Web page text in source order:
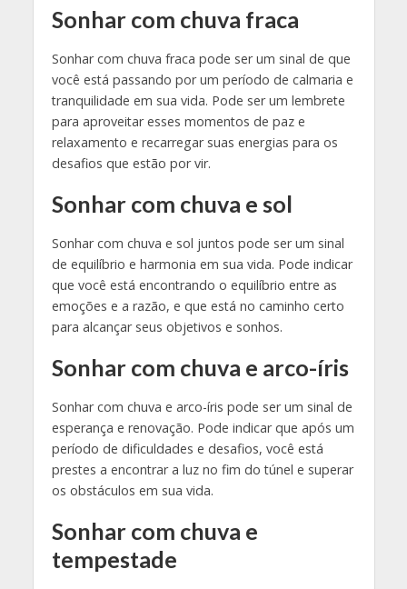
Sonhar com chuva fraca
Sonhar com chuva fraca pode ser um sinal de que
você está passando por um período de calmaria e
tranquilidade em sua vida. Pode ser um lembrete
para aproveitar esses momentos de paz e
relaxamento e recarregar suas energias para os
desafios que estão por vir.
Sonhar com chuva e sol
Sonhar com chuva e sol juntos pode ser um sinal
de equilíbrio e harmonia em sua vida. Pode indicar
que você está encontrando o equilíbrio entre as
emoções e a razão, e que está no caminho certo
para alcançar seus objetivos e sonhos.
Sonhar com chuva e arco-íris
Sonhar com chuva e arco-íris pode ser um sinal de
esperança e renovação. Pode indicar que após um
período de dificuldades e desafios, você está
prestes a encontrar a luz no fim do túnel e superar
os obstáculos em sua vida.
Sonhar com chuva e
tempestade